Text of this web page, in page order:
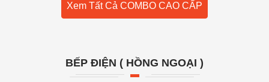
Xem Tất Cả COMBO CAO CẤP
BẾP ĐIỆN ( HỒNG NGOẠI )